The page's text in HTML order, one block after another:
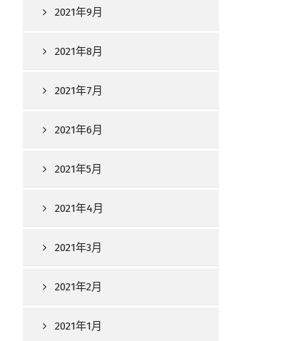
2021年9月
2021年8月
2021年7月
2021年6月
2021年5月
2021年4月
2021年3月
2021年2月
2021年1月